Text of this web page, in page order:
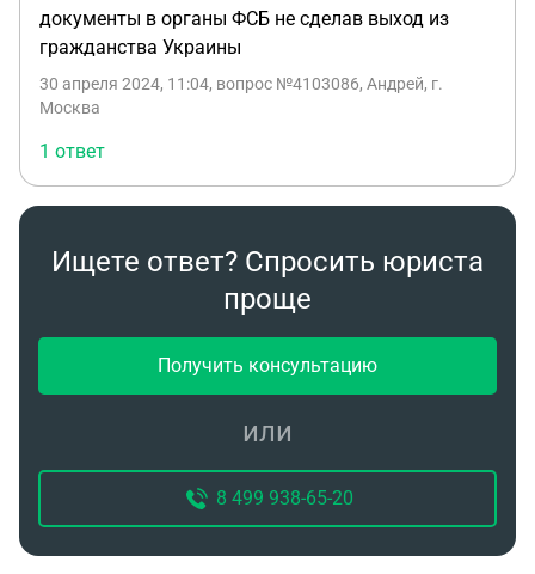
документы в органы ФСБ не сделав выход из
гражданства Украины
30 апреля 2024, 11:04, вопрос №4103086, Андрей, г.
Москва
1 ответ
Ищете ответ? Спросить юриста
проще
Получить консультацию
или
8 499 938-65-20